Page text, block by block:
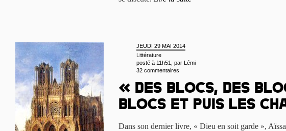
JEUDI 29 MAI 2014
Littérature
posté à 11h51, par Lémi
32 commentaires
« Des blocs, des
blocs et puis les
Dans son dernier livre, « Dieu en soit garde »,